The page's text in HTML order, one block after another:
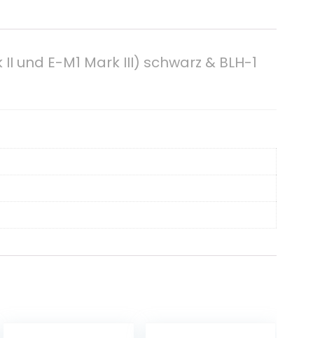
E-M1 Mark III) schwarz & BLH-1